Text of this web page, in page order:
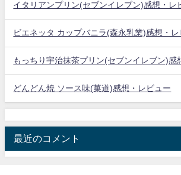
イタリアンプリン(セブンイレブン)感想・レ
ビエネッタ カップバニラ(森永乳業)感想・レ
もっちり宇治抹茶プリン(セブンイレブン)感
どんどん焼 ソース味(菓道)感想・レビュー
最近のコメント